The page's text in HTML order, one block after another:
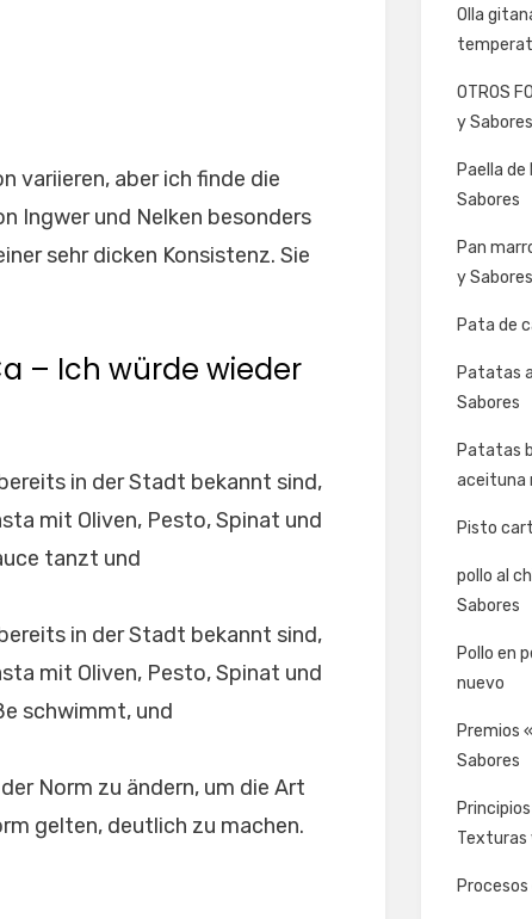
variieren, aber ich finde die
Ingwer und Nelken besonders
sehr dicken Konsistenz. Sie
– Ich würde wieder
in der Stadt bekannt sind,
mit Oliven, Pesto, Spinat und
tanzt und
in der Stadt bekannt sind,
mit Oliven, Pesto, Spinat und
schwimmt, und
Norm zu ändern, um die Art
gelten, deutlich zu machen.
Olla
OTROS
y Sabores
Paella
Sabores
Pan
y Sabores
Pata de
Patatas
Sabores
Patatas
aceituna
Pisto
pollo al
Sabores
Pollo en
nuevo
Premios
Sabores
Texturas